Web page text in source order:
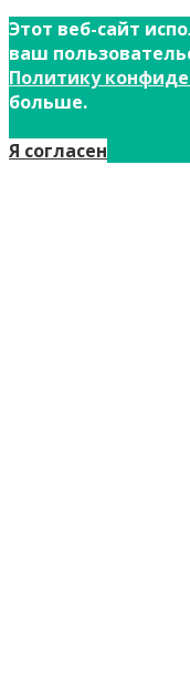
Этот веб-сайт
ваш
Политику
больше.
Я согласен